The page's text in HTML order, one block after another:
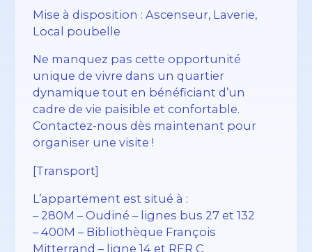
Mise à disposition : Ascenseur, Laverie,
Local poubelle
Ne manquez pas cette opportunité
unique de vivre dans un quartier
dynamique tout en bénéficiant d’un
cadre de vie paisible et confortable.
Contactez-nous dès maintenant pour
organiser une visite !
[Transport]
L’appartement est situé à :
– 280M – Oudiné – lignes bus 27 et 132
– 400M – Bibliothèque François
Mitterrand – ligne 14 et RER C